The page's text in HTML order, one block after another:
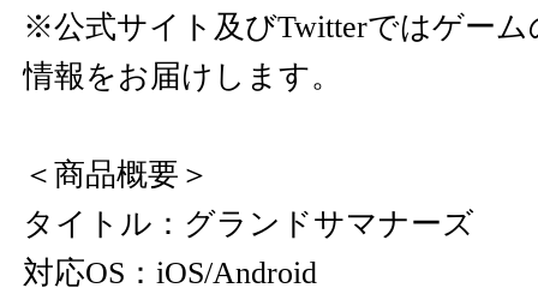
※公式サイト及びTwitterではゲーム
情報をお届けします。
＜商品概要＞
タイトル：グランドサマナーズ
対応OS：iOS/Android